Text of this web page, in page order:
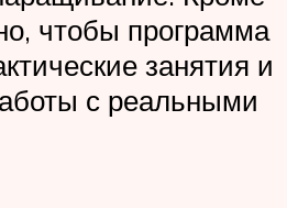
чтобы программа
занятия и
с реальными